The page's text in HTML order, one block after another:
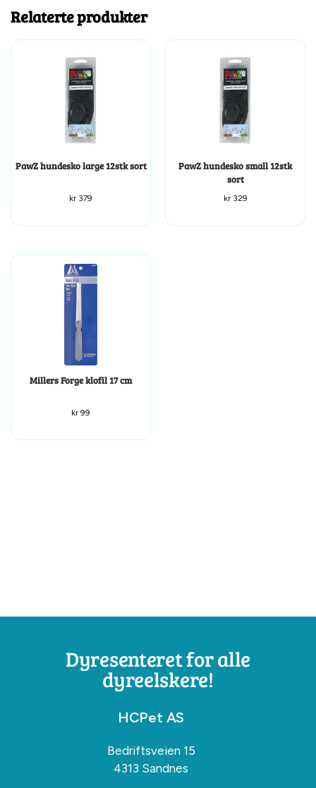
Relaterte produkter
PawZ hundesko large 12stk sort
kr 379
PawZ hundesko small 12stk
sort
kr329
Millers Forge klofil 17 cm
kr 99
Dyresenteret for alle
dyreelskere!
HCPet AS
Bedriftsveien 15
4313 Sandnes